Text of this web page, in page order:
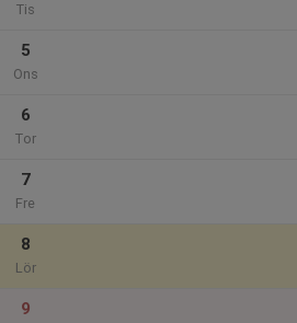
Tis
5
Ons
6
Tor
7
Fre
8
Lör
9